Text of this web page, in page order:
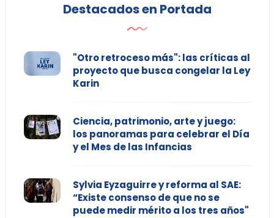
Destacados en Portada
"Otro retroceso más": las críticas al
proyecto que busca congelar la Ley
Karin
Ciencia, patrimonio, arte y juego:
los panoramas para celebrar el Día
y el Mes de las Infancias
Sylvia Eyzaguirre y reforma al SAE:
“Existe consenso de que no se
puede medir mérito a los tres años"